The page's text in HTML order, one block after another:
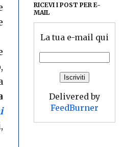
RICEVI I POST PER E-
MAIL
La tua e-mail qui
Delivered by
FeedBurner